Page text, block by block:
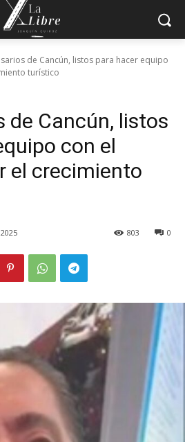
de Cancún, listos para hacer equipo
turístico
de Cancún, listos
con el
el crecimiento
0
803